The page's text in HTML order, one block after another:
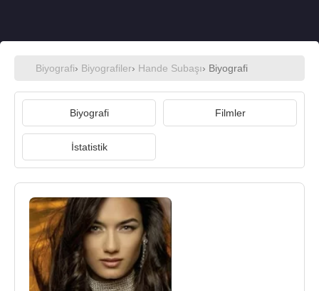
Biyografi› Biyografiler› Hande Subaşı› Biyografi
Biyografi Filmler
İstatistik